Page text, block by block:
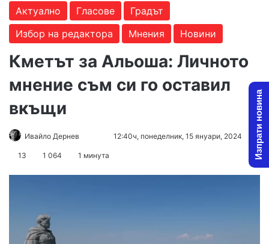
Актуално Гласове
Градът
Избор на редактора
Мнения Новини
Кметът за Альоша: Личното
мнение съм си го оставил
вкъщи
Ивайло Дернев
Send12:40ч, понеделник, 15 януари, 2024
13 1 064 1 минута Изпрати новина